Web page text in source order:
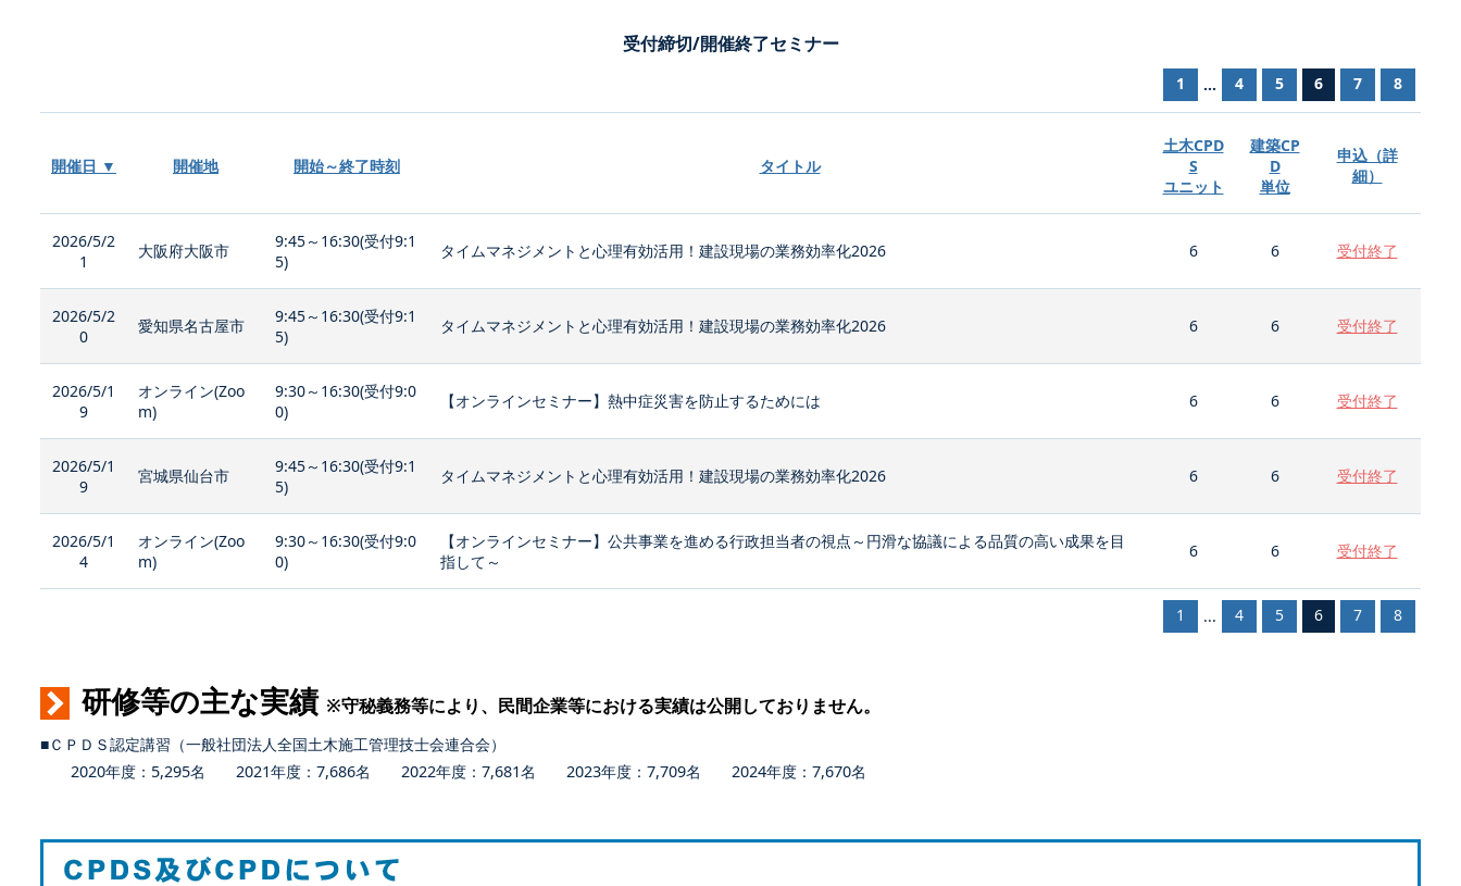
受付締切/開催終了セミナー
1 ... 4 5 6 7 8
開催日 ▼ 開催地 開始～終了時刻 タイトル
土木CPD
S
ユニット
建築CP
D
単位
申込（詳
細）
2026/5/2
1
大阪府大阪市
9:45～16:30(受付9:1
5)
タイムマネジメントと心理有効活用！建設現場の業務効率化2026 6 6 受付終了
2026/5/2
0
愛知県名古屋市
9:45～16:30(受付9:1
5)
タイムマネジメントと心理有効活用！建設現場の業務効率化2026 6 6 受付終了
2026/5/1
9
オンライン(Zoo
m)
9:30～16:30(受付9:0
0)
【オンラインセミナー】熱中症災害を防止するためには 6 6 受付終了
2026/5/1
9
宮城県仙台市
9:45～16:30(受付9:1
5)
タイムマネジメントと心理有効活用！建設現場の業務効率化2026 6 6 受付終了
2026/5/1
4
オンライン(Zoo
m)
9:30～16:30(受付9:0
0)
【オンラインセミナー】公共事業を進める行政担当者の視点～円滑な協議による品質の高い成果を目
指して～
6 6 受付終了
1 ... 4 5 6 7 8
研修等の主な実績 ※守秘義務等により、民間企業等における実績は公開しておりません。
■ＣＰＤＳ認定講習（一般社団法人全国土木施工管理技士会連合会）
2020年度：5,295名 2021年度：7,686名 2022年度：7,681名 2023年度：7,709名 2024年度：7,670名